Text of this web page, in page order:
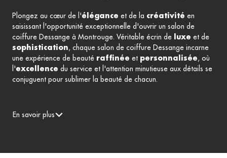
Plongez au cœur de l'élégance et de la créativité en
saisissant l'opportunité exceptionnelle d'ouvrir un salon de
coiffure Dessange à Montrouge. Véritable écrin de
luxe et de
sophistication , chaque salon de coiffure Dessange incarne
une expérience de beauté raffinée et personnalisée , où
l'excellence du service et l'attention minutieuse aux détails se
conjuguent pour sublimer la beauté de chacun.
En savoir plus